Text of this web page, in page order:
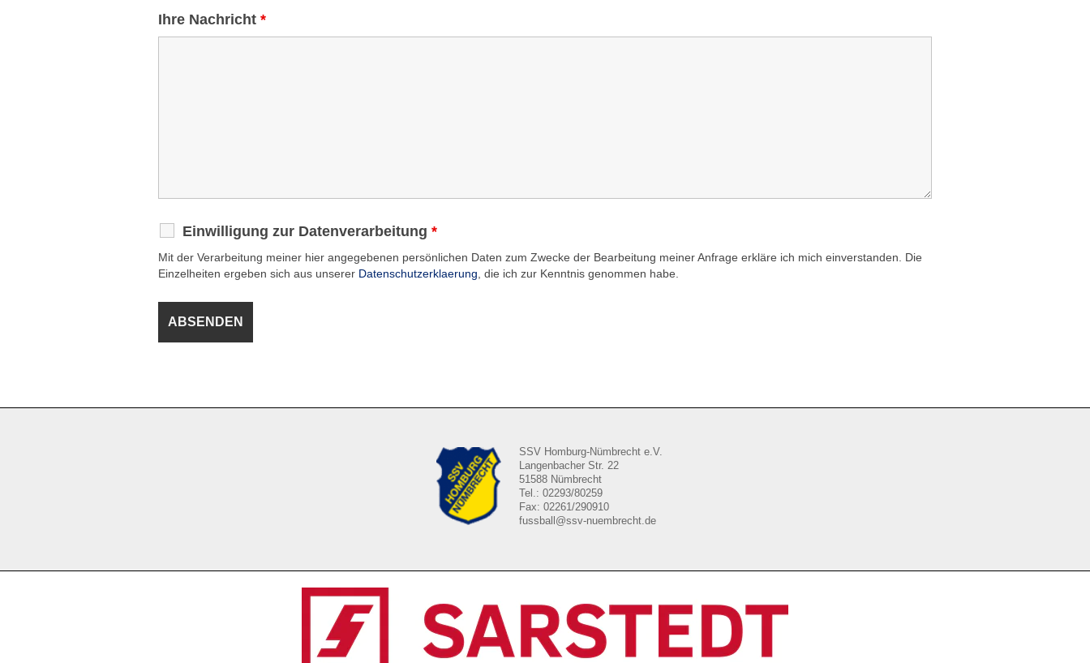
Ihre Nachricht *
Einwilligung zur Datenverarbeitung *
Mit der Verarbeitung meiner hier angegebenen persönlichen Daten zum Zwecke der Bearbeitung meiner Anfrage erkläre ich mich einverstanden. Die
Einzelheiten ergeben sich aus unserer Datenschutzerklaerung , die ich zur Kenntnis genommen habe.
SSV Homburg-Nümbrecht e.V.
Langenbacher Str. 22
51588 Nümbrecht
Tel.: 02293/80259
Fax: 02261/290910
fussball@ssv-nuembrecht.de